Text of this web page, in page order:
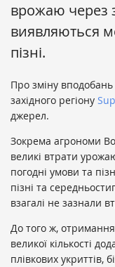
врожаю через
виявляються
пізні.
Про зміну
західного регіону
джерел.
Зокрема агрономи
великі втрати
погодні умови та
пізні та
взагалі не зазнали
До того ж,
великої кількості
плівкових укриттів,